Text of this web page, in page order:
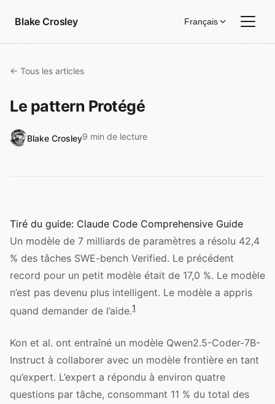
Blake Crosley
Français
← Tous les articles
Le pattern Protégé
Blake Crosley9 min de lecture
Tiré du guide: Claude Code Comprehensive Guide
Un modèle de 7 milliards de paramètres a résolu 42,4
% des tâches SWE-bench Verified. Le précédent
record pour un petit modèle était de 17,0 %. Le modèle
n’est pas devenu plus intelligent. Le modèle a appris
quand demander de l’aide.1
Kon et al. ont entraîné un modèle Qwen2.5-Coder-7B-
Instruct à collaborer avec un modèle frontière en tant
qu’expert. L’expert a répondu à environ quatre
questions par tâche, consommant 11 % du total des